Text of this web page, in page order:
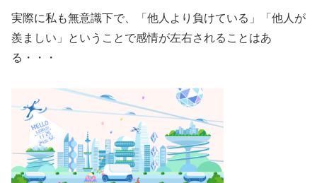
実際に私も無意識下で、「他人より負けている」「他人が
羨ましい」ということで感情が左右されることはあ
る・・・